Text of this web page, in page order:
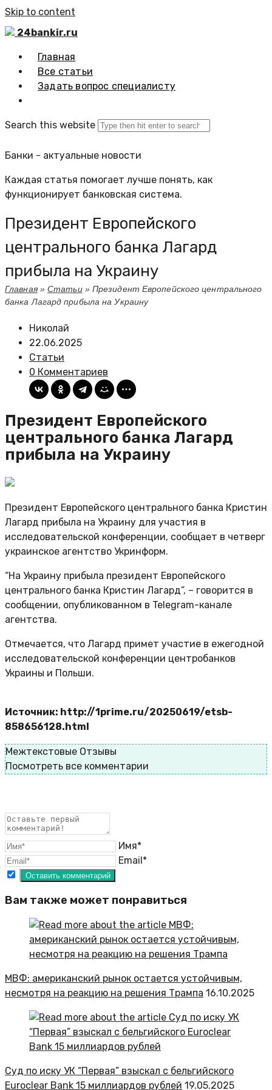
Skip to content
24bankir.ru
Главная
Все статьи
Задать вопрос специалисту
Search this website
Банки - актуальные новости
Каждая статья помогает лучше понять, как
функционирует банковская система.
Президент Европейского
центрального банка Лагард
прибыла на Украину
Главная»Статьи» Президент Европейского центрального
банка Лагард прибыла на Украину
Николай
22.06.2025
Статьи
0 Комментариев
Президент Европейского
центрального банка Лагард
прибыла на Украину
Президент Европейского центрального банка Кристин
Лагард прибыла на Украину для участия в
исследовательской конференции, сообщает в четверг
украинское агентство Укринформ.
“На Украину прибыла президент Европейского
центрального банка Кристин Лагард”, – говорится в
сообщении, опубликованном в Telegram-канале
агентства.
Отмечается, что Лагард примет участие в ежегодной
исследовательской конференции центробанков
Украины и Польши.
Источник: http://1prime.ru/20250619/etsb-
858656128.html
Межтекстовые Отзывы
Посмотреть все комментарии
Имя*
Email*
Вам также может понравиться
МВФ: американский рынок остается устойчивым,
несмотря на реакцию на решения Трампа 16.10.2025
Суд по иску УК “Первая” взыскал с бельгийского
Euroclear Bank 15 миллиардов рублей 19.05.2025